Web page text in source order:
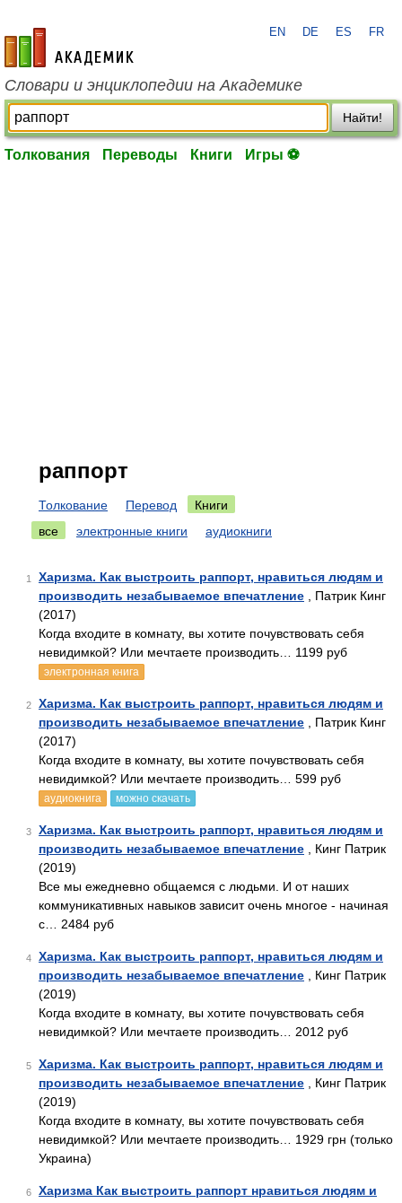
academic.ru
EN DE ES FR
Словари и энциклопедии на Академике
Найти!
Толкования Переводы Книги Игры ⚽
раппорт
Толкование Перевод
Книги
все
электронные книги аудиокниги
1
Харизма. Как выстроить раппорт, нравиться людям и
производить незабываемое впечатление , Патрик Кинг
(2017)
Когда входите в комнату, вы хотите почувствовать себя
невидимкой? Или мечтаете производить… 1199 руб
электронная книга
2
Харизма. Как выстроить раппорт, нравиться людям и
производить незабываемое впечатление , Патрик Кинг
(2017)
Когда входите в комнату, вы хотите почувствовать себя
невидимкой? Или мечтаете производить… 599 руб
аудиокнига можно скачать
3
Харизма. Как выстроить раппорт, нравиться людям и
производить незабываемое впечатление , Кинг Патрик
(2019)
Все мы ежедневно общаемся с людьми. И от наших
коммуникативных навыков зависит очень многое - начиная
с… 2484 руб
4
Харизма. Как выстроить раппорт, нравиться людям и
производить незабываемое впечатление , Кинг Патрик
(2019)
Когда входите в комнату, вы хотите почувствовать себя
невидимкой? Или мечтаете производить… 2012 руб
5
Харизма. Как выстроить раппорт, нравиться людям и
производить незабываемое впечатление , Кинг Патрик
(2019)
Когда входите в комнату, вы хотите почувствовать себя
невидимкой? Или мечтаете производить… 1929 грн (только
Украина)
6
Харизма Как выстроить раппорт нравиться людям и